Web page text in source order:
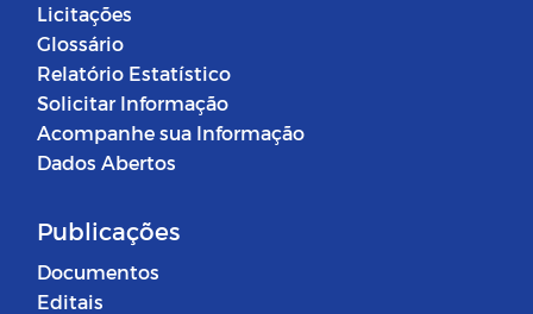
Licitações
Glossário
Relatório Estatístico
Solicitar Informação
Acompanhe sua Informação
Dados Abertos
Publicações
Documentos
Editais